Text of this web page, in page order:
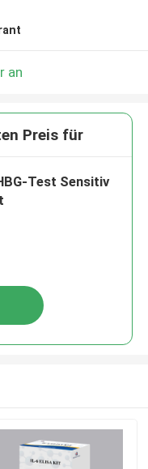
an
Preis für
Test Sensitiv